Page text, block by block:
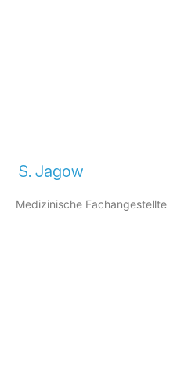
S. Jagow
Medizinische Fachangestellte